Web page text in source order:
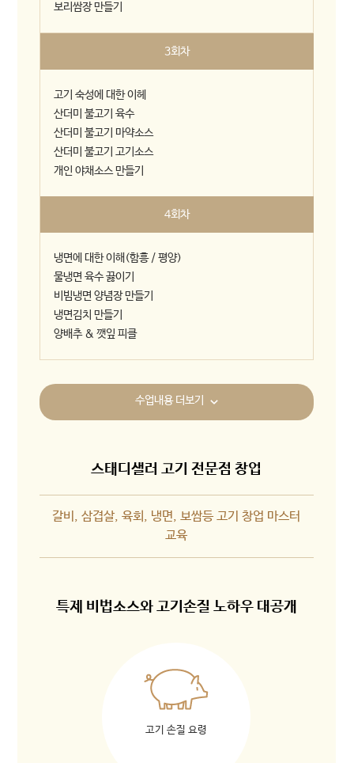
보리쌈장 만들기
3회차
고기 숙성에 대한 이헤
산더미 불고기 육수
산더미 불고기 마약소스
산더미 불고기 고기소스
개인 야채소스 만들기
4회차
냉면에 대한 이해(함흥 / 평양)
물냉면 육수 끓이기
비빔냉면 양념장 만들기
냉면김치 만들기
양배추 & 깻잎 피클
수업내용 더보기
스태디샐러 고기 전문점 창업
갈비, 삼겹살, 육회, 냉면, 보쌈등 고기 창업 마스터
교육
특제 비법소스와 고기손질 노하우 대공개
고기 손질 요령